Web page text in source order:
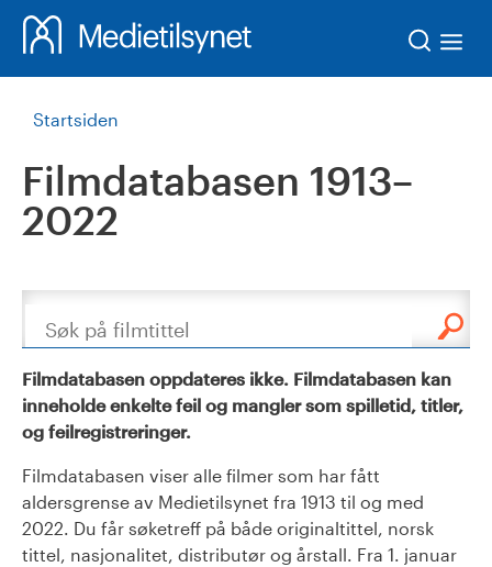
Startsiden
Filmdatabasen 1913–
2022
Søk
Filmdatabasen oppdateres ikke. Filmdatabasen kan
inneholde enkelte feil og mangler som spilletid, titler,
og feilregistreringer.
Filmdatabasen viser alle filmer som har fått
aldersgrense av Medietilsynet fra 1913 til og med
2022. Du får søketreff på både originaltittel, norsk
tittel, nasjonalitet, distributør og årstall. Fra 1. januar